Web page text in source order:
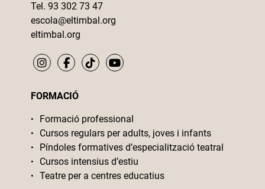
Tel. 93 302 73 47
escola@eltimbal.org
eltimbal.org
FORMACIÓ
Formació professional
Cursos regulars per adults, joves i infants
Píndoles formatives d’especialització teatral
Cursos intensius d’estiu
Teatre per a centres educatius